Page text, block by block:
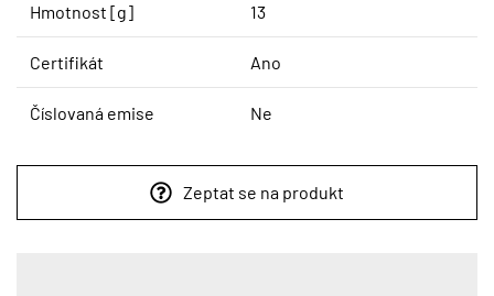
Hmotnost [g] 13
Certifikát Ano
Číslovaná emise Ne
Zeptat se na produkt